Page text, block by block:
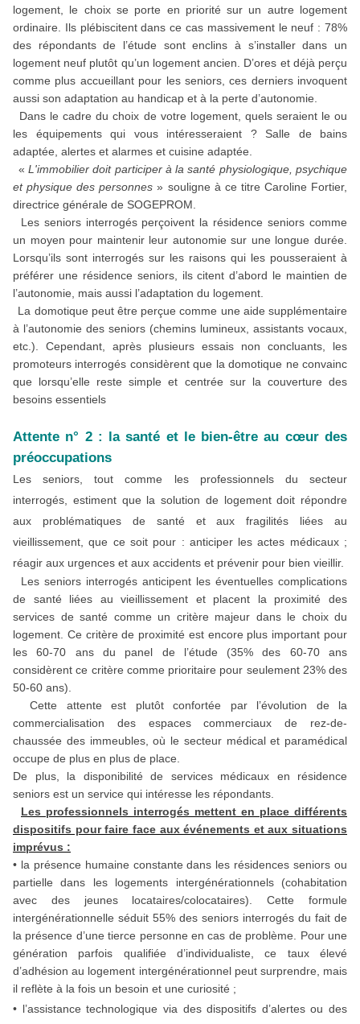
logement, le choix se porte en priorité sur un autre logement
ordinaire. Ils plébiscitent dans ce cas massivement le neuf : 78%
des répondants de l’étude sont enclins à s’installer dans un
logement neuf plutôt qu’un logement ancien. D’ores et déjà perçu
comme plus accueillant pour les seniors, ces derniers invoquent
aussi son adaptation au handicap et à la perte d’autonomie.
Dans le cadre du choix de votre logement, quels seraient le ou
les équipements qui vous intéresseraient ? Salle de bains
adaptée, alertes et alarmes et cuisine adaptée.
« L'immobilier doit participer à la santé physiologique, psychique
et physique des personnes » souligne à ce titre Caroline Fortier,
directrice générale de SOGEPROM.
Les seniors interrogés perçoivent la résidence seniors comme
un moyen pour maintenir leur autonomie sur une longue durée.
Lorsqu’ils sont interrogés sur les raisons qui les pousseraient à
préférer une résidence seniors, ils citent d’abord le maintien de
l’autonomie, mais aussi l’adaptation du logement.
La domotique peut être perçue comme une aide supplémentaire
à l’autonomie des seniors (chemins lumineux, assistants vocaux,
etc.). Cependant, après plusieurs essais non concluants, les
promoteurs interrogés considèrent que la domotique ne convainc
que lorsqu’elle reste simple et centrée sur la couverture des
besoins essentiels
Attente n° 2 : la santé et le bien-être au cœur des
préoccupations
Les seniors, tout comme les professionnels du secteur
interrogés, estiment que la solution de logement doit répondre
aux problématiques de santé et aux fragilités liées au
vieillissement, que ce soit pour : anticiper les actes médicaux ;
réagir aux urgences et aux accidents et prévenir pour bien vieillir.
Les seniors interrogés anticipent les éventuelles complications
de santé liées au vieillissement et placent la proximité des
services de santé comme un critère majeur dans le choix du
logement. Ce critère de proximité est encore plus important pour
les 60-70 ans du panel de l’étude (35% des 60-70 ans
considèrent ce critère comme prioritaire pour seulement 23% des
50-60 ans).
Cette attente est plutôt confortée par l’évolution de la
commercialisation des espaces commerciaux de rez-de-
chaussée des immeubles, où le secteur médical et paramédical
occupe de plus en plus de place.
De plus, la disponibilité de services médicaux en résidence
seniors est un service qui intéresse les répondants.
Les professionnels interrogés mettent en place différents
dispositifs pour faire face aux événements et aux situations
imprévus :
• la présence humaine constante dans les résidences seniors ou
partielle dans les logements intergénérationnels (cohabitation
avec des jeunes locataires/colocataires). Cette formule
intergénérationnelle séduit 55% des seniors interrogés du fait de
la présence d’une tierce personne en cas de problème. Pour une
génération parfois qualifiée d’individualiste, ce taux élevé
d’adhésion au logement intergénérationnel peut surprendre, mais
il reflète à la fois un besoin et une curiosité ;
• l’assistance technologique via des dispositifs d’alertes ou des